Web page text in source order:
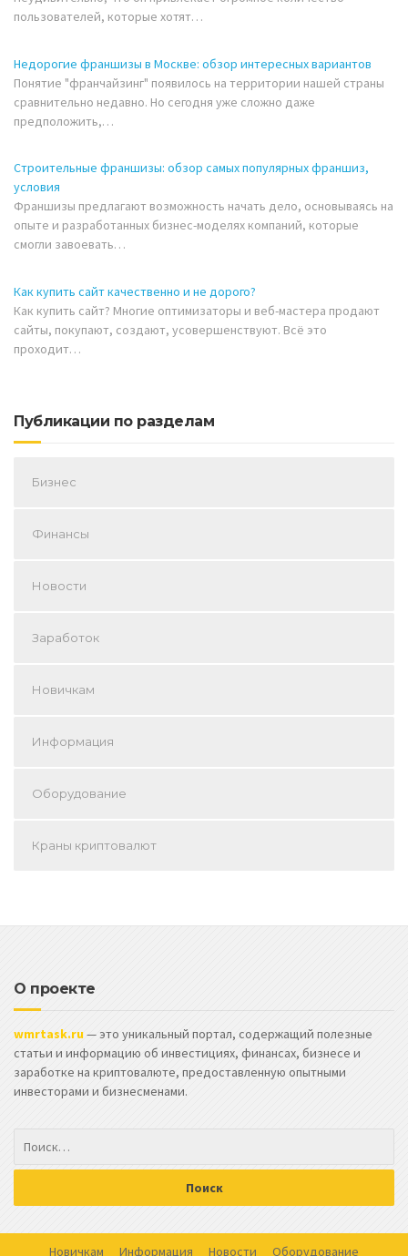
пользователей, которые хотят…
Недорогие франшизы в Москве: обзор интересных вариантов
Понятие "франчайзинг" появилось на территории нашей страны
сравнительно недавно. Но сегодня уже сложно даже
предположить,…
Строительные франшизы: обзор самых популярных франшиз,
условия
Франшизы предлагают возможность начать дело, основываясь на
опыте и разработанных бизнес-моделях компаний, которые
смогли завоевать…
Как купить сайт качественно и не дорого?
Как купить сайт? Многие оптимизаторы и веб-мастера продают
сайты, покупают, создают, усовершенствуют. Всё это
проходит…
Публикации по разделам
Бизнес
Финансы
Новости
Заработок
Новичкам
Информация
Оборудование
Краны криптовалют
О проекте
wmrtask.ru— это уникальный портал, содержащий полезные
статьи и информацию об инвестициях, финансах, бизнесе и
заработке на криптовалюте, предоставленную опытными
инвесторами и бизнесменами.
Новичкам Информация Новости Оборудование